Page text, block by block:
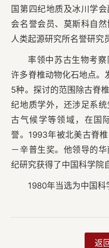
国第四纪地质及冰川学
会名誉会员、莫斯科自
人类起源研究所名誉研究
率领中苏古生物考
许多脊椎动物化石地点。
5种。探讨的范围除古脊
纪地质学外，还涉足系统
古气候学等领域，在国
誉。1993年被北美古脊
－辛普生奖。他领导的
纪研究获得了中国科学院
1980年当选为中国科
返